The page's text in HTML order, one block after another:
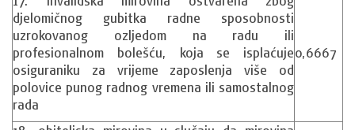
djelomičnog gubitka radne sposobnosti
uzrokovanog ozljedom na radu ili
profesionalnom bolešću, koja se isplaćuje
osiguraniku za vrijeme zaposlenja više od
polovice punog radnog vremena ili samostalnog
rada
0,6667